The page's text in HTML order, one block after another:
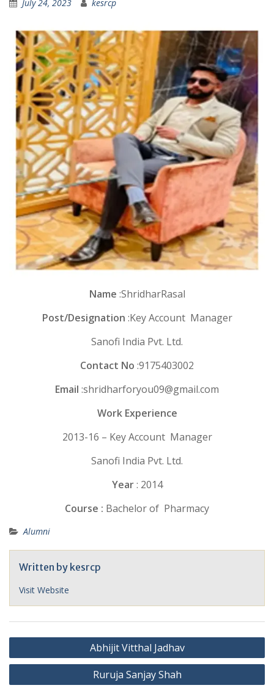
July 24, 2023 kesrcp
Name :ShridharRasal
Post/Designation :Key Account Manager
Sanofi India Pvt. Ltd.
Contact No :9175403002
Email :shridharforyou09@gmail.com
Work Experience
2013-16 – Key Account Manager
Sanofi India Pvt. Ltd.
Year: 2014
Course : Bachelor of Pharmacy
Alumni
Written by kesrcp
Visit Website
Post
navigation
Abhijit Vitthal Jadhav
Ruruja Sanjay Shah